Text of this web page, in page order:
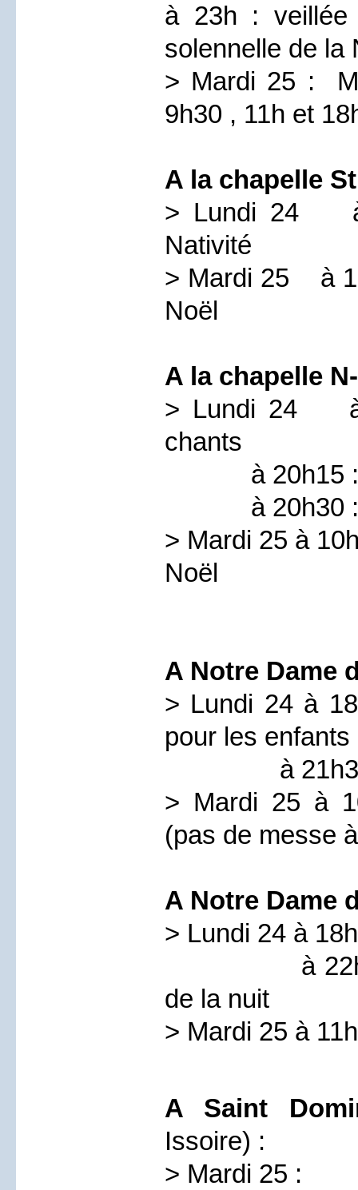
à 23h :
solennelle de la
> Mardi 25 :
9h30 , 11h et
A la chapelle
> Lundi 24 à
Nativité
> Mardi 25 à
Noël
A la chapelle
> Lundi 24 à
chants
à 20h15 :
à 20h30 :
> Mardi 25 à
Noël
A Notre Dame
> Lundi 24 à
pour les
à 21h30 :
> Mardi 25 à
(pas de messe
A Notre Dame
> Lundi 24 à
à 22h30 :
de la nuit
> Mardi 25 à
A Saint
Issoire) :
> Mardi 25 :